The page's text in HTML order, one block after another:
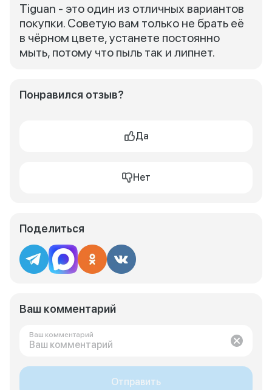
Tiguan - это один из отличных вариантов
покупки. Советую вам только не брать её
в чёрном цвете, устанете постоянно
мыть, потому что пыль так и липнет.
Понравился отзыв?
Да
Нет
Поделиться
Ваш комментарий
Ваш комментарий
Отправить